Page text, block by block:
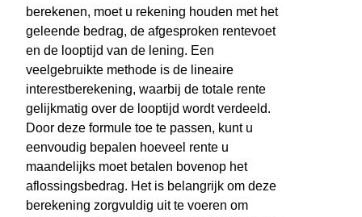
berekenen, moet u rekening houden met het
geleende bedrag, de afgesproken rentevoet
en de looptijd van de lening. Een
veelgebruikte methode is de lineaire
interestberekening, waarbij de totale rente
gelijkmatig over de looptijd wordt verdeeld.
Door deze formule toe te passen, kunt u
eenvoudig bepalen hoeveel rente u
maandelijks moet betalen bovenop het
aflossingsbedrag. Het is belangrijk om deze
berekening zorgvuldig uit te voeren om